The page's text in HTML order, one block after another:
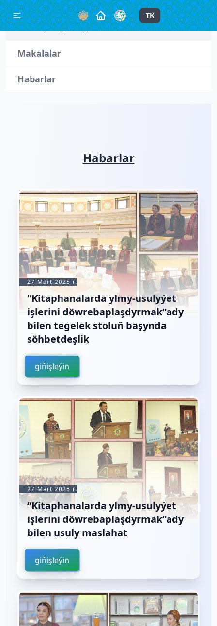
TK
Habarlar
27 Mart 2025 г.
“Kitaphanalarda ylmy-usulyýet
işlerini döwrebaplaşdyrmak”ady
bilen tegelek stoluň başynda
söhbetdeşlik
giňişleýin
27 Mart 2025 г.
“Kitaphanalarda ylmy-usulyýet
işlerini döwrebaplaşdyrmak”ady
bilen usuly maslahat
giňişleýin
Metbugat gullugy
Makalalar
Habarlar